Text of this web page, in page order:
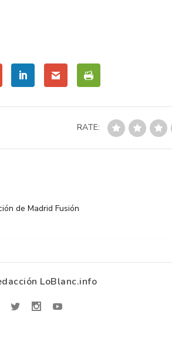
RATE:
de Madrid Fusión
LoBlanc.info